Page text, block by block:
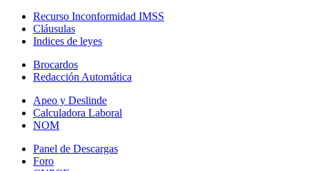
Recurso Inconformidad IMSS
Cláusulas
Indices de leyes
Brocardos
Redacción Automática
Apeo y Deslinde
Calculadora Laboral
NOM
Panel de Descargas
Foro